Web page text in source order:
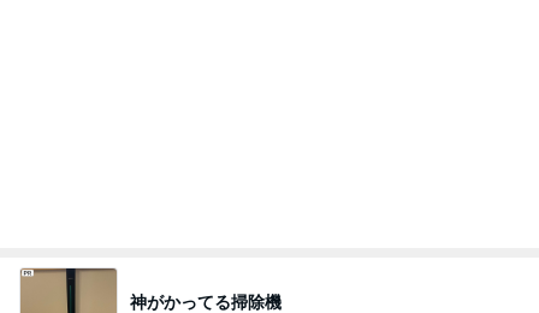
神がかってる掃除機